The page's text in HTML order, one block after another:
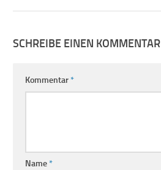
SCHREIBE EINEN KOMMENTAR
Kommentar*
Name*